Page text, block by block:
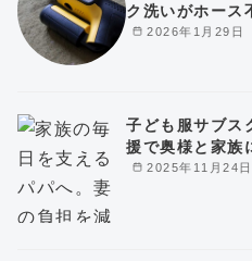
2026年1月29日
ク洗いがホース
2025年11月24日
子ども服サブス
援で奥様と家族